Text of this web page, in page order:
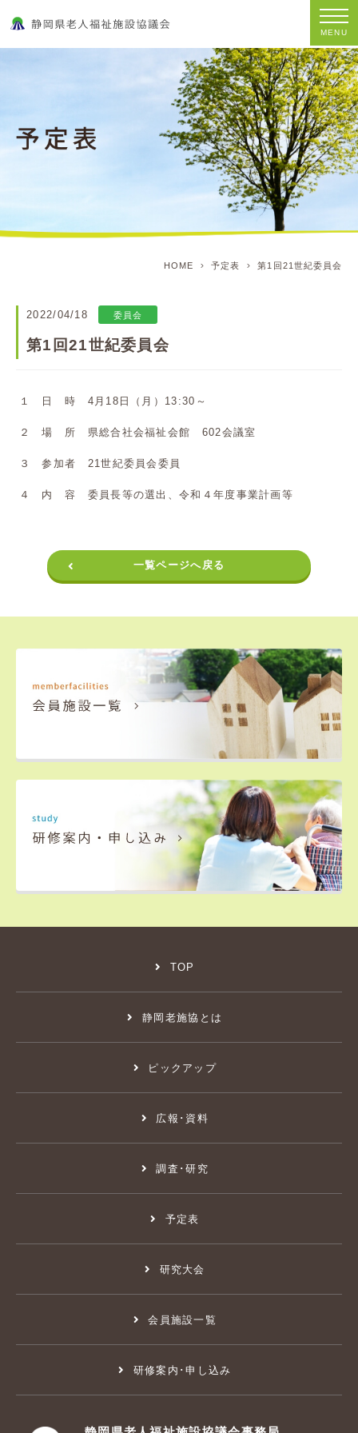
MENU
HOME 予定表 第1回21世紀委員会
2022/04/18 委員会
第1回21世紀委員会
１ 日 時 4月18日（月）13:30～
２ 場 所 県総合社会福祉会館 602会議室
３ 参加者 21世紀委員会委員
４ 内 容 委員長等の選出、令和４年度事業計画等
一覧ページへ戻る
TOP
静岡老施協とは
ピックアップ
広報･資料
調査･研究
予定表
研究大会
会員施設一覧
研修案内･申し込み